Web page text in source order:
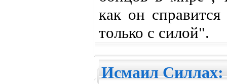
как он
только с силой".
Исмаил Силлах: